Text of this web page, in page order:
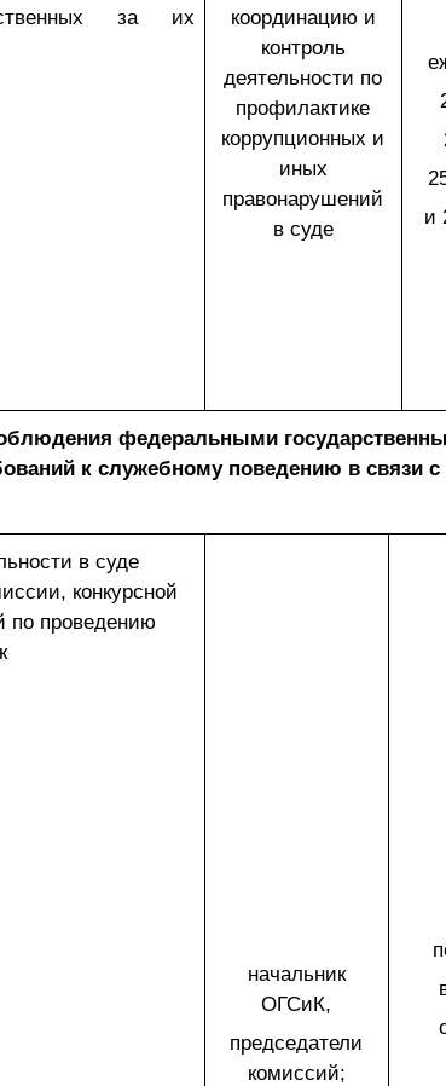
за их
координацию и
контроль
деятельности по
профилактике
коррупционных и
иных
правонарушений
в суде
и
федеральными
к служебному поведению в связи
в суде
конкурсной
по проведению
начальник
ОГСиК,
председатели
комиссий;